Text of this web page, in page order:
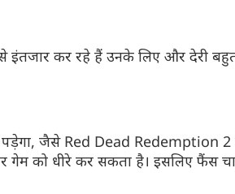
कर रहे हैं उनके लिए और देरी बहुत
पड़ेगा, जैसे Red Dead Redemption 2
गेम को धीरे कर सकता है। इसलिए फैंस